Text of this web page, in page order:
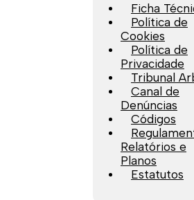
Ficha
Política de
Cookies
Política de
Privacidade
Tribunal
Canal de
Denúncias
Códigos
Relatórios e
Planos
Estatutos